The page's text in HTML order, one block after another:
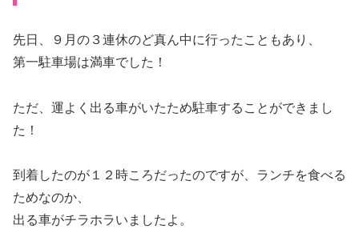
先日、９月の３連休のど真ん中に行ったこともあり、
第一駐車場は満車でした！
ただ、運よく出る車がいたため駐車することができまし
た！
到着したのが１２時ころだったのですが、ランチを食べる
ためなのか、
出る車がチラホラいましたよ。